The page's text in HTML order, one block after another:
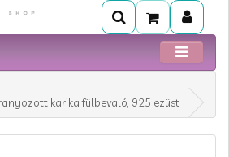
karika fülbevaló, 925 ezüst